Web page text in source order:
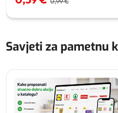
Savjeti za pametnu